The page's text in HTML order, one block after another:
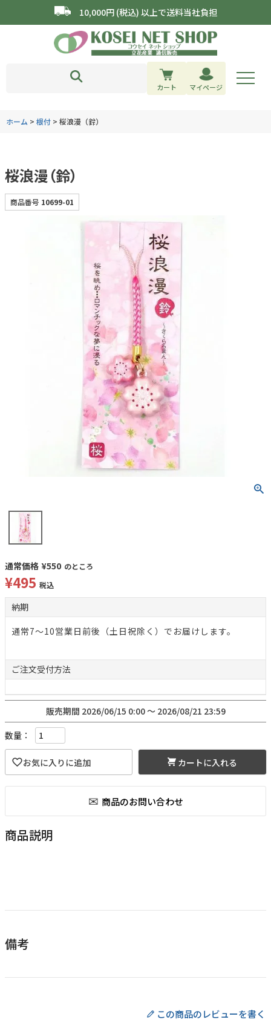
10,000円 (税込) 以上で送料当社負担
カート マイページ
ホーム 根付 桜浪漫（鈴）
桜浪漫（鈴）
商品番号 10699-01
通常価格 ¥550 のところ
¥495 税込
納期
通常7～10営業日前後（土日祝除く）でお届けします。
ご注文受付方法
販売期間 2026/06/15 0:00〜 2026/08/21 23:59
カートに入れる
商品説明
備考